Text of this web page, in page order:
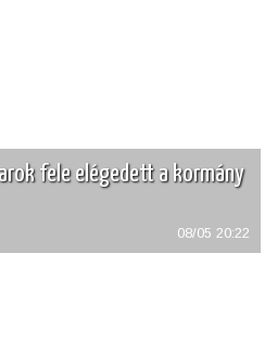
fele elégedett a kormány
08/05 20:22